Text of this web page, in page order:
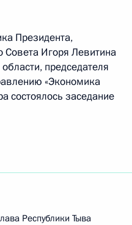
Президента,
Совета Игоря Левитина
председателя
«Экономика
состоялось заседание
Республики Тыва